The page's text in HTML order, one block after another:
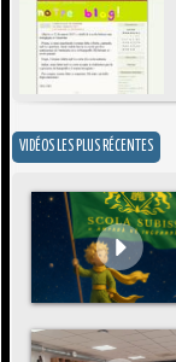
VIDÉOS LES PLUS RÉCENTES